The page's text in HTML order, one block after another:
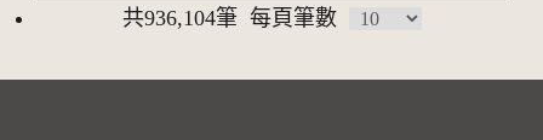
共936,104筆 每頁筆數